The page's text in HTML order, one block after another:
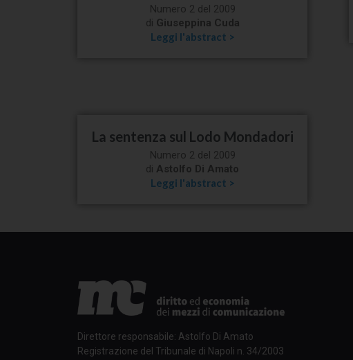
Numero 2 del 2009
di Giuseppina Cuda
Leggi l'abstract >
La sentenza sul Lodo Mondadori
Numero 2 del 2009
di Astolfo Di Amato
Leggi l'abstract >
Direttore responsabile: Astolfo Di Amato
Registrazione del Tribunale di Napoli n. 34/2003